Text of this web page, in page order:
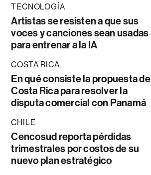
TECNOLOGÍA
Artistas se resisten a que sus
voces y canciones sean usadas
para entrenar a la IA
COSTA RICA
En qué consiste la propuesta de
Costa Rica para resolver la
disputa comercial con Panamá
CHILE
Cencosud reporta pérdidas
trimestrales por costos de su
nuevo plan estratégico